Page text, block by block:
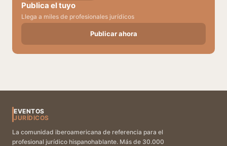
Publica el tuyo
Llega a miles de profesionales jurídicos
Publicar ahora
EVENTOS
JURÍDICOS
La comunidad iberoamericana de referencia para el
profesional jurídico hispanohablante. Más de 30.000